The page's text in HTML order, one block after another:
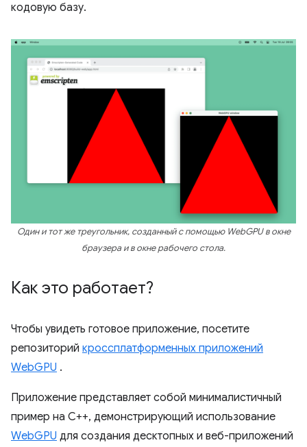
кодовую базу.
Один и тот же треугольник, созданный с помощью WebGPU в окне
браузера и в окне рабочего стола.
Как это работает?
Чтобы увидеть готовое приложение, посетите
репозиторий кроссплатформенных приложений
WebGPU .
Приложение представляет собой минималистичный
пример на C++, демонстрирующий использование
WebGPU для создания десктопных и веб-приложений